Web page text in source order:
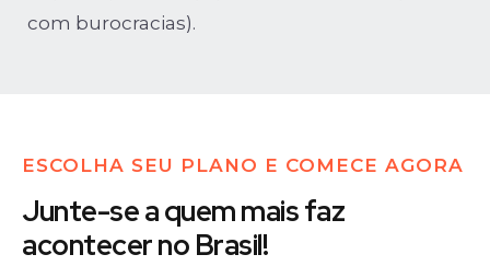
com burocracias).
ESCOLHA SEU PLANO E COMECE AGORA
Junte-se a quem mais faz
acontecer no Brasil!